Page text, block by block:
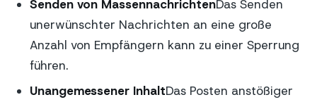
Senden von MassennachrichtenDas Senden
unerwünschter Nachrichten an eine große
Anzahl von Empfängern kann zu einer Sperrung
führen.
Unangemessener InhaltDas Posten anstößiger